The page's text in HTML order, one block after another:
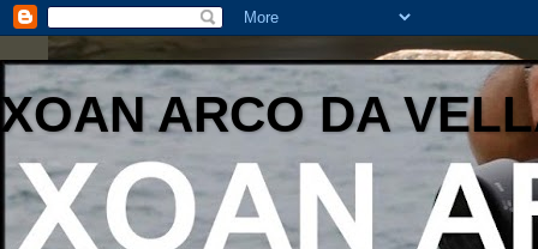
XOAN ARCO DA